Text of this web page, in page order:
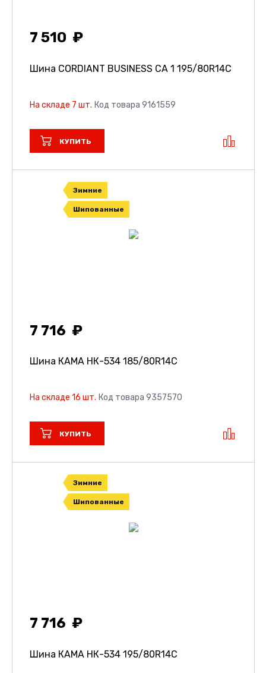
7 510
Шина CORDIANT BUSINESS CA 1 195/80R14C
На складе 7 шт. Код товара 9161559
КУПИТЬ
Зимние
Шипованные
7 716
Шина КАМА НК-534 185/80R14C
На складе 16 шт. Код товара 9357570
КУПИТЬ
Зимние
Шипованные
7 716
Шина КАМА НК-534 195/80R14C